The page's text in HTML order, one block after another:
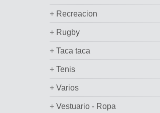
+ Recreacion
+ Rugby
+ Taca taca
+ Tenis
+ Varios
+ Vestuario - Ropa